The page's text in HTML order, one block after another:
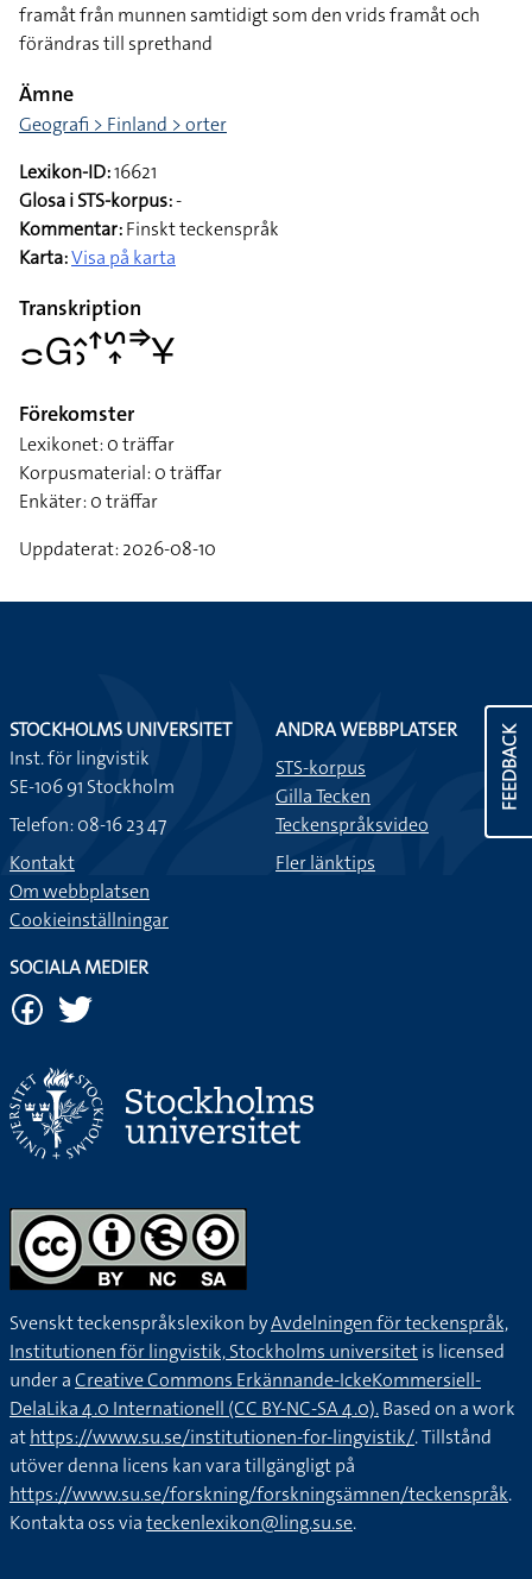
framåt från munnen samtidigt som den vrids framåt och
förändras till sprethand
Ämne
Geografi > Finland > orter
Lexikon-ID:16621
Glosa i STS-korpus:-
Kommentar:Finskt teckenspråk
Karta:Visa på karta
Transkription
􌤌􌤦􌤵􌤶􌦃􌥲􌥾􌦆􌥃
Förekomster
Lexikonet: 0 träffar
Korpusmaterial: 0 träffar
Enkäter: 0 träffar
Uppdaterat: 2026-08-10
FEEDBACK
STOCKHOLMS UNIVERSITET
Inst. för lingvistik
SE-106 91 Stockholm
Telefon: 08-16 23 47
Kontakt
Om webbplatsen
Cookieinställningar
ANDRA WEBBPLATSER
STS-korpus
Gilla Tecken
Teckenspråksvideo
Fler länktips
SOCIALA MEDIER
Svenskt teckenspråkslexikon byAvdelningen för teckenspråk,
Institutionen för lingvistik, Stockholms universitetis licensed
under aCreative Commons Erkännande-IckeKommersiell-
DelaLika 4.0 Internationell (CC BY-NC-SA 4.0).Based on a work
athttps://www.su.se/institutionen-for-lingvistik/. Tillstånd
utöver denna licens kan vara tillgängligt på
https://www.su.se/forskning/forskningsämnen/teckenspråk.
Kontakta oss viateckenlexikon@ling.su.se.